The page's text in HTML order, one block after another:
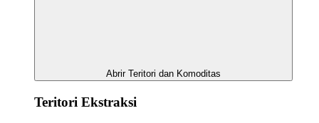
Abrir Teritori dan Komoditas
Teritori Ekstraksi